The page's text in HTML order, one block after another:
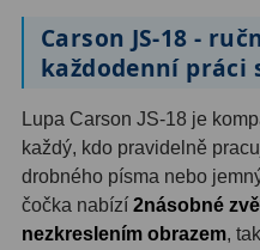
OIII9
Hβ 6
SII2
Planetární2
Carson JS-18 -
každodenní práci
Lupa Carson JS-18 je
každý, kdo pravidelně
drobného písma nebo
čočka nabízí 2násobné
nezkreslením obrazem,